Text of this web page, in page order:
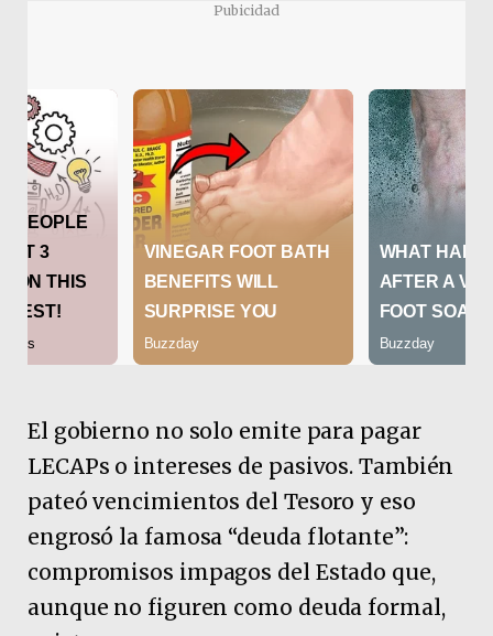
Pubicidad
El gobierno no solo emite para pagar
LECAPs o intereses de pasivos. También
pateó vencimientos del Tesoro y eso
engrosó la famosa “deuda flotante”:
compromisos impagos del Estado que,
aunque no figuren como deuda formal,